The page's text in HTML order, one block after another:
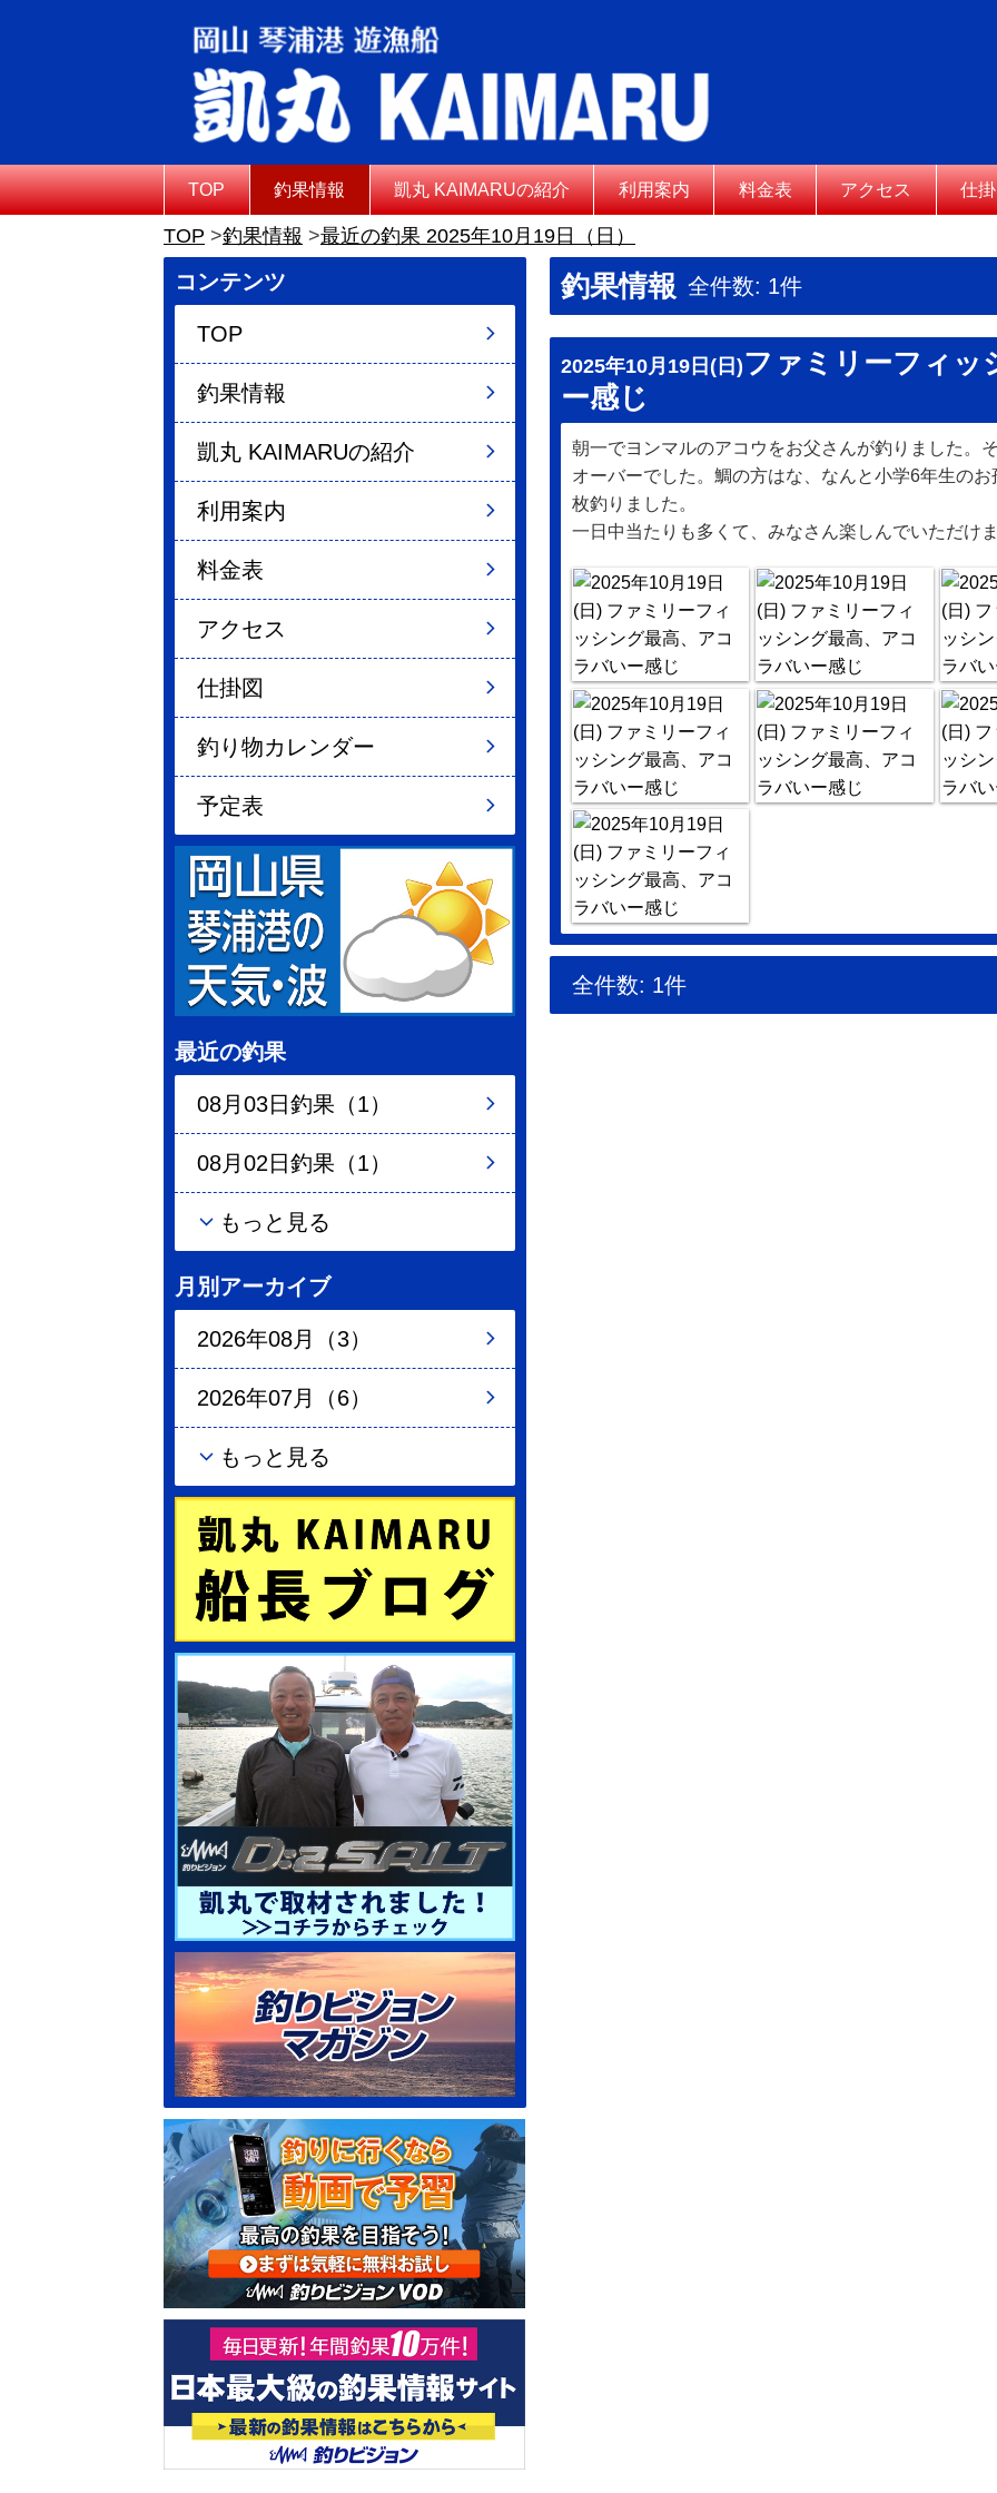
TOP 釣果情報 凱丸 KAIMARUの紹介 利用案内 料金表 アクセス 仕
TOP 釣果情報 最近の釣果 2025年10月19日（日）
釣果情報 全件数: 1件
2025年10月19日(日)ファミリーフィッ
ー感じ
朝一でヨンマルのアコウをお父さんが釣りました。
オーバーでした。鯛の方はな、なんと小学6年生の
枚釣りました。
一日中当たりも多くて、みなさん楽しんでいただけ
全件数: 1件
コンテンツ
TOP
釣果情報
凱丸 KAIMARUの紹介
利用案内
料金表
アクセス
仕掛図
釣り物カレンダー
予定表
最近の釣果
08月03日釣果（1）
08月02日釣果（1）
もっと見る
月別アーカイブ
2026年08月（3）
2026年07月（6）
もっと見る